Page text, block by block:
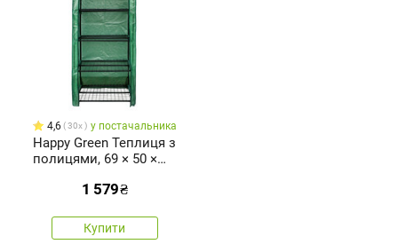
4,6 30x у постачальника
Happy Green Теплиця з
полицями, 69 × 50 ×
1 579₴
Купити